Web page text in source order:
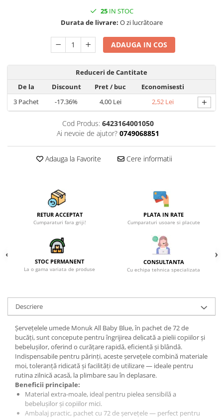
Sfoara si franghii
Corpuri de iluminat
Aplice si plafoniere
Accesorii corpuri de iluminat
Lampi de veghe copii
Veioze si lampi
Accesorii decorative
Figurine si decoratiuni Craciun
Globuri
Lumanari si candele
Suporturi lumanari
Curatenie
Cosuri de gunoi
Maturi, Mopuri si galeti
Prosoape de hartie si servetele
Saci gunoi
Servetele umede
25IN STOC
Durata de livrare: O zi lucrătoare
ADAUGA IN COS
Reduceri de Cantitate
De la
Discount Pret/ buc
Economisesti
3 Pachet -17.36% 4,00 Lei 2,52 Lei +
Cod Produs: 6423164001050
Ai nevoie de ajutor? 0749068851
Adauga la Favorite Cere informatii
RETUR ACCEPTAT
Cumparaturi fara griji!
PLATA IN RATE
Cumparaturi usoare si placute
STOC PERMANENT
La o gama variata de produse
CONSULTANTA
Cu echipa tehnica specializata
Descriere
Şerveţelele umede Monuk All Baby Blue, în pachet de 72 de
bucăţi, sunt concepute pentru îngrijirea delicată a pielii copiilor şi
bebeluşilor, oferind o curăţare rapidă, eficientă și blândă.
Indispensabile pentru părinţi, aceste şerveţele combină materiale
moi, toleranţă ridicată şi facilităţi de utilizare — ideale pentru
rutina zilnică acasă, la plimbare sau în deplasare.
Beneficii principale:
Material extra-moale, ideal pentru pielea sensibilă a
bebeluşilor și copiilor mici.
Ambalaj practic, pachet cu 72 de şerveţele — perfect pentru